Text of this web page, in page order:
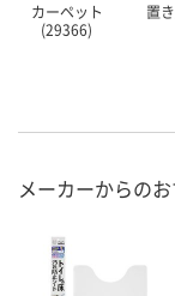
カーペット
(29366)
置
メーカーからの